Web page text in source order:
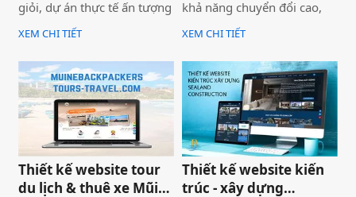
giỏi, dự án thực tế ấn tượng
— nhưng website lại sơ sài,
tải chậm, không có trên
Google. Hệ quả là hợp đồng
B2B bị đối thủ có website
chuyên nghiệp hơn giành
mất, dù năng lực kỹ thuật
của bạn hoàn toàn vượt
XEM CHI TIẾT
khả năng chuyển đổi cao,
dự án không chỉ được xây
dựng như một website giới
thiệu thông tin, mà được
định hướng trở thành một
công cụ hỗ trợ bán hàng
thực tế.
XEM CHI TIẾT
Thiết kế website tour
du lịch & thuê xe Mũi
Thiết kế website kiến
trúc - xây dựng